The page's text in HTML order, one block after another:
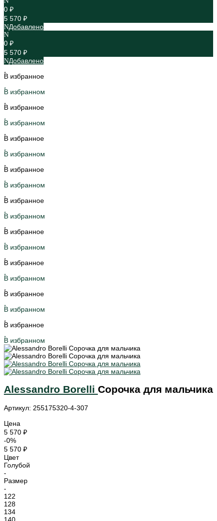
0 ₽
5 570 ₽
Добавлено
0 ₽
5 570 ₽
Добавлено
В избранное
В избранном
В избранное
В избранном
В избранное
В избранном
В избранное
В избранном
В избранное
В избранном
В избранное
В избранном
В избранное
В избранном
В избранное
В избранном
В избранное
В избранном
Alessandro Borelli Сорочка для мальчика
Артикул: 255175320-4-307
Цена
5 570 ₽
-0%
5 570 ₽
Цвет
Голубой
-
Размер
-
122
128
134